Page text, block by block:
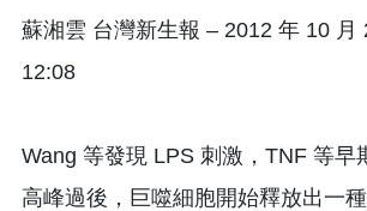
蘇湘雲 台灣新生報 – 2012 年 10 月
12:08
Wang 等發現 LPS 刺激，TNF 等早
高峰過後，巨噬細胞開始釋放出一